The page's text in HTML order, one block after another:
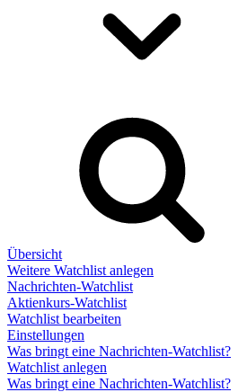
Übersicht
Weitere Watchlist anlegen
Nachrichten-Watchlist
Aktienkurs-Watchlist
Watchlist bearbeiten
Einstellungen
Was bringt eine Nachrichten-Watchlist?
Watchlist anlegen
Was bringt eine Nachrichten-Watchlist?